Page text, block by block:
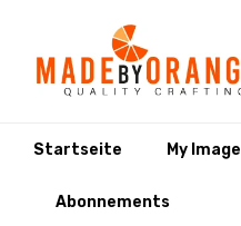
Startseite My Image
Abonnements